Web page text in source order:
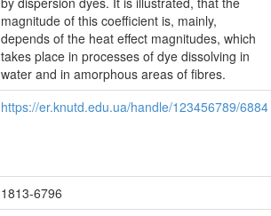
magnitude of this coefficient is, mainly,
depends of the heat effect magnitudes, which
takes place in processes of dye dissolving in
water and in amorphous areas of fibres.
https://er.knutd.edu.ua/handle/123456789/6884
1813-6796